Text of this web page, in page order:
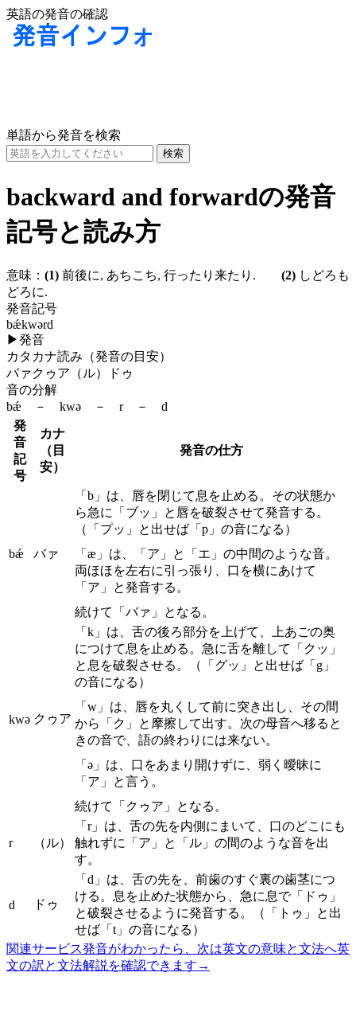
英語の発音の確認
単語から発音を検索
backward and forwardの発音
記号と読み方
意味： (1) 前後に, あちこち, 行ったり来たり. (2) しどろも
どろに.
発音記号
bǽkwərd
▶発音
カタカナ読み（発音の目安）
バァクゥア（ル）ドゥ
音の分解
bǽ － kwə － r － d
発
音
記
号
カナ
（目
安）
発音の仕方
bǽ バァ
「b」は、唇を閉じて息を止める。その状態か
ら急に「ブッ」と唇を破裂させて発音する。
（「プッ」と出せば「p」の音になる）
「æ」は、「ア」と「エ」の中間のような音。
両ほほを左右に引っ張り、口を横にあけて
「ア」と発音する。
続けて「バァ」となる。
kwə クゥア
「k」は、舌の後ろ部分を上げて、上あごの奥
につけて息を止める。急に舌を離して「クッ」
と息を破裂させる。（「グッ」と出せば「g」
の音になる）
「w」は、唇を丸くして前に突き出し、その間
から「ク」と摩擦して出す。次の母音へ移ると
きの音で、語の終わりには来ない。
「ə」は、口をあまり開けずに、弱く曖昧に
「ア」と言う。
続けて「クゥア」となる。
r （ル）
「r」は、舌の先を内側にまいて、口のどこにも
触れずに「ア」と「ル」の間のような音を出
す。
d ドゥ
「d」は、舌の先を、前歯のすぐ裏の歯茎につ
ける。息を止めた状態から、急に息で「ドゥ」
と破裂させるように発音する。（「トゥ」と出
せば「t」の音になる）
関連サービス発音がわかったら、次は英文の意味と文法へ英
文の訳と文法解説を確認できます →